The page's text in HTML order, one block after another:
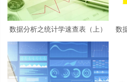
数据分析之统计学速查表（上）
数